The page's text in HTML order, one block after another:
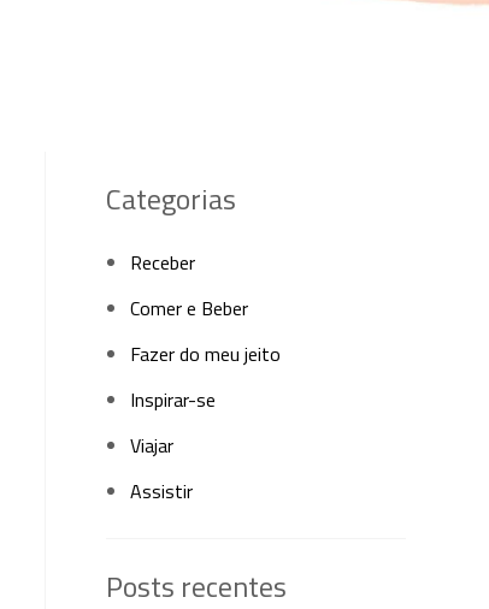
Categorias
Receber
Comer e Beber
Fazer do meu jeito
Inspirar-se
Viajar
Assistir
Posts recentes